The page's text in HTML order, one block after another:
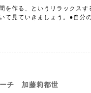
を作る、というリラックス
て見ていきましょう。●自
チ 加藤莉都世